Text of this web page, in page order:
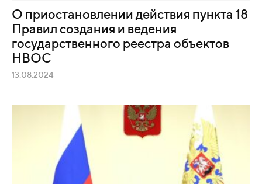
О приостановлении действия пункта 18
Правил создания и ведения
государственного реестра объектов
НВОС
13.08.2024